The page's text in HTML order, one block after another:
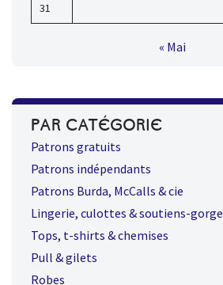
31
« Mai
PAR CATÉGORIE
Patrons gratuits
Patrons indépendants
Patrons Burda, McCalls & cie
Lingerie, culottes & soutiens-gorge
Tops, t-shirts & chemises
Pull & gilets
Robes